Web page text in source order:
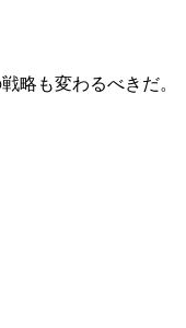
略も変わるべきだ。